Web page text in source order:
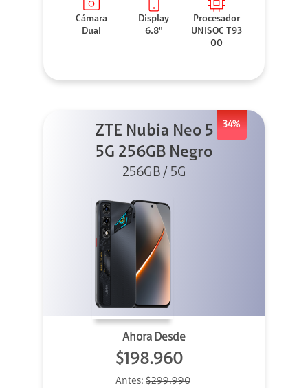
Cámara
Dual
Display
6.8"
Procesador
UNISOC T93
00
34%
ZTE Nubia Neo 5
5G 256GB Negro
256GB / 5G
Ahora Desde
$198.960
Antes: $299.990